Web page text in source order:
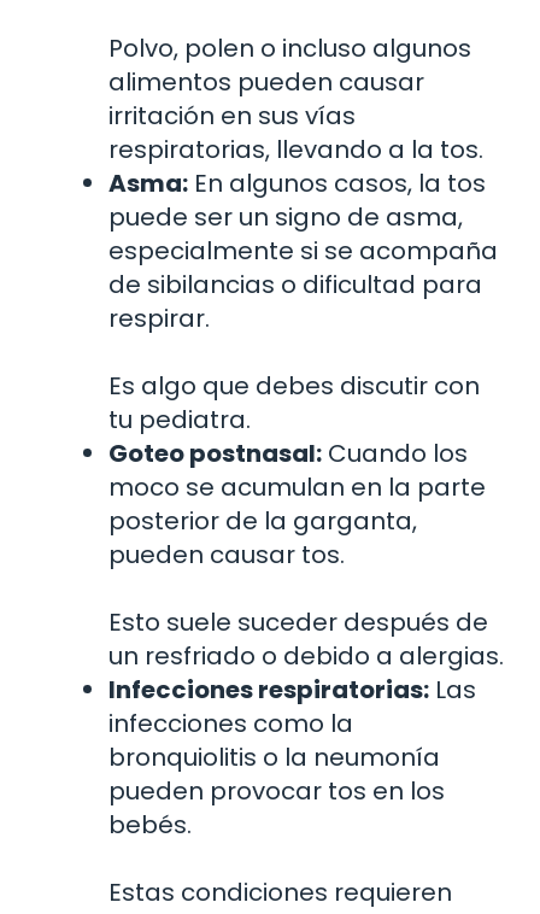
Polvo, polen o incluso algunos
alimentos pueden causar
irritación en sus vías
respiratorias, llevando a la tos.
Asma: En algunos casos, la tos
puede ser un signo de asma,
especialmente si se acompaña
de sibilancias o dificultad para
respirar.
Es algo que debes discutir con
tu pediatra.
Goteo postnasal: Cuando los
moco se acumulan en la parte
posterior de la garganta,
pueden causar tos.
Esto suele suceder después de
un resfriado o debido a alergias.
Infecciones respiratorias: Las
infecciones como la
bronquiolitis o la neumonía
pueden provocar tos en los
bebés.
Estas condiciones requieren